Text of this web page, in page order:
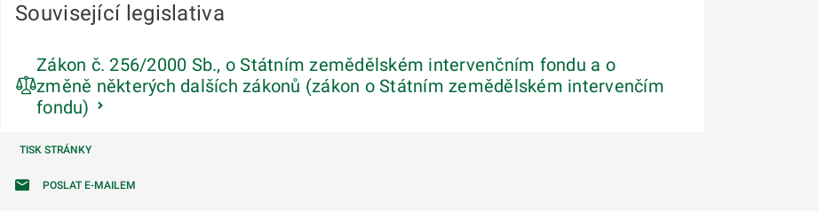
Související legislativa
Zákon č. 256/2000 Sb., o Státním zemědělském intervenčním fondu a o
změně některých dalších zákonů (zákon o Státním zemědělském intervenčím
fondu)
TISK STRÁNKY
POSLAT E-MAILEM